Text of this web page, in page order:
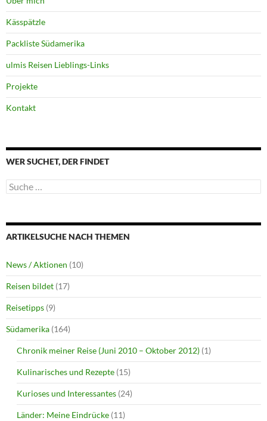
Kässpätzle
Packliste Südamerika
ulmis Reisen Lieblings-Links
Projekte
Kontakt
WER SUCHET, DER FINDET
Suche
nach:
ARTIKELSUCHE NACH THEMEN
News / Aktionen (10)
Reisen bildet (17)
Reisetipps (9)
Südamerika (164)
Chronik meiner Reise (Juni 2010 – Oktober 2012) (1)
Kulinarisches und Rezepte (15)
Kurioses und Interessantes (24)
Länder: Meine Eindrücke (11)